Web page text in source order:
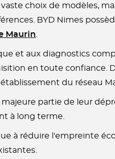
choix de modèles,
BYD Nimes
Maurin
et aux diagnostics
en toute confiance.
du réseau
partie de leur
à long terme.
à réduire l'empreinte